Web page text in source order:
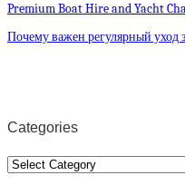
Premium Boat Hire and Yacht
Почему важен регулярный уход
Categories
Categories